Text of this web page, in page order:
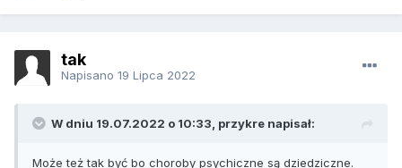
tak
Napisano 19 Lipca 2022
W dniu 19.07.2022 o 10:33, przykre napisał:
Może też tak być bo choroby psychiczne są dziedziczne.